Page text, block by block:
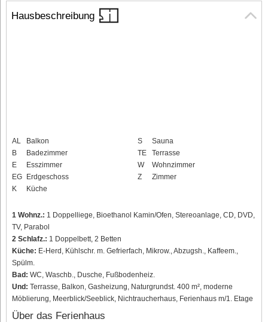
Hausbeschreibung
AL
Balkon
B
Badezimmer
E
Esszimmer
EG Erdgeschoss
K
Küche
S
Sauna
TE
Terrasse
W
Wohnzimmer
Z
Zimmer
1 Wohnz.: 1 Doppelliege, Bioethanol Kamin/Ofen, Stereoanlage, CD, DVD,
TV, Parabol
2 Schlafz.: 1 Doppelbett, 2 Betten
Küche: E-Herd, Kühlschr. m. Gefrierfach, Mikrow., Abzugsh., Kaffeem.,
Spülm.
Bad: WC, Waschb., Dusche, Fußbodenheiz.
Und: Terrasse, Balkon, Gasheizung, Naturgrundst. 400 m², moderne
Möblierung, Meerblick/Seeblick, Nichtraucherhaus, Ferienhaus m/1. Etage
Über das Ferienhaus